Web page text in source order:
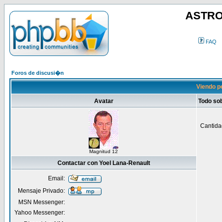
FAQ
Foros de discusi�n
Viendo
Avatar Todo
Magnitud 12
Contactar con Yoel Lana-Renault
Email:
Mensaje Privado:
MSN Messenger:
Yahoo Messenger: